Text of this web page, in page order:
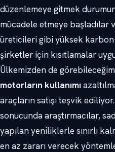
düzenlemeye gitmek
mücadele etmeye başladılar
üreticileri gibi yüksek
şirketler için kısıtlamalar
Ülkemizden de
motorların kullanımı
araçların satışı teşvik
sonucunda araştırmacılar,
yapılan yeniliklerle sınırlı
en az zararı verecek